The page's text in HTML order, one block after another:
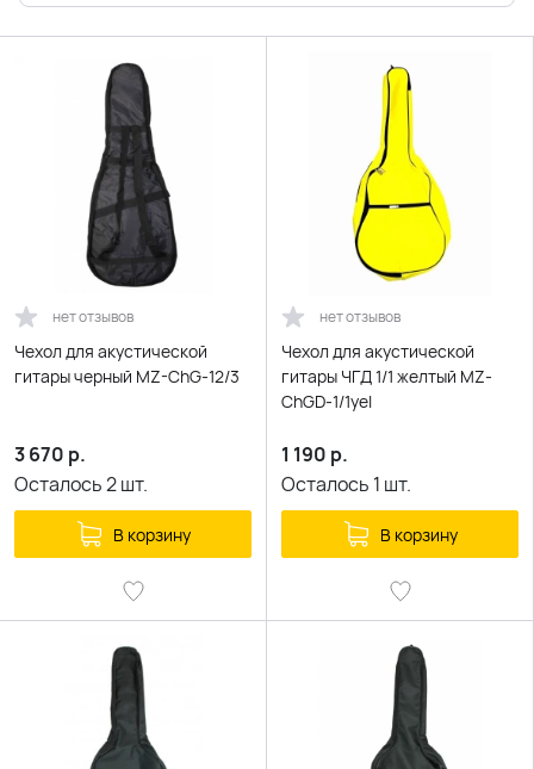
нет отзывов
Чехол для акустической
гитары черный MZ-ChG-12/3
3 670 р.
Осталось2шт.
В корзину
нет отзывов
Чехол для акустической
гитары ЧГД 1/1 желтый MZ-
ChGD-1/1yel
1 190 р.
Осталось 1 шт.
В корзину